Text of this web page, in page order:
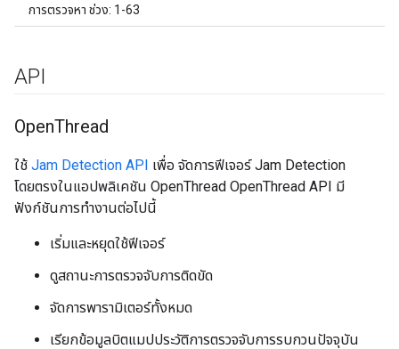
การตรวจหา ช่วง: 1-63
API
OpenThread
ใช้ Jam Detection API เพื่อ จัดการฟีเจอร์ Jam Detection
โดยตรงในแอปพลิเคชัน OpenThread OpenThread API มี
ฟังก์ชันการทำงานต่อไปนี้
เริ่มและหยุดใช้ฟีเจอร์
ดูสถานะการตรวจจับการติดขัด
จัดการพารามิเตอร์ทั้งหมด
เรียกข้อมูลบิตแมปประวัติการตรวจจับการรบกวนปัจจุบัน